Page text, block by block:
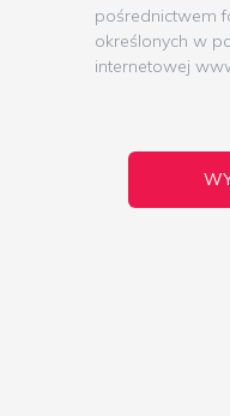
pośrednictwem
określonych w
internetowej